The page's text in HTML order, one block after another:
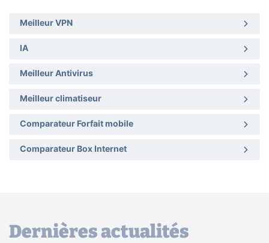
Meilleur VPN
IA
Meilleur Antivirus
Meilleur climatiseur
Comparateur Forfait mobile
Comparateur Box Internet
Dernières actualités